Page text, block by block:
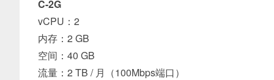
C-2G
vCPU：2
内存：2 GB
空间：40 GB
流量：2 TB / 月（100Mbps端口）